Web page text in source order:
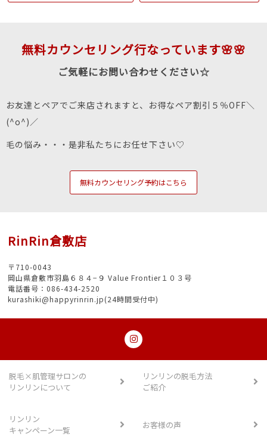
無料カウンセリング行なっています🌸🌸
ご気軽にお問い合わせください☆
お友達とペアでご来店されますと、お得なペア割引５％OFF＼
(^o^)／
毛の悩み・・・是非私たちにお任せ下さい♡
無料カウンセリング予約はこちら
RinRin倉敷店
〒710-0043
岡山県倉敷市羽島６８４−９ Value Frontier１０３号
電話番号：086-434-2520
kurashiki@happyrinrin.jp(24時間受付中)
脱毛×肌管理サロンの
リンリンについて
リンリンの脱毛方法
ご紹介
リンリン
キャンペーン一覧
お客様の声